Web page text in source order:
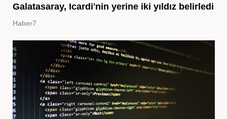
Galatasaray, Icardi'nin yerine iki yıldız belirledi
Haber7